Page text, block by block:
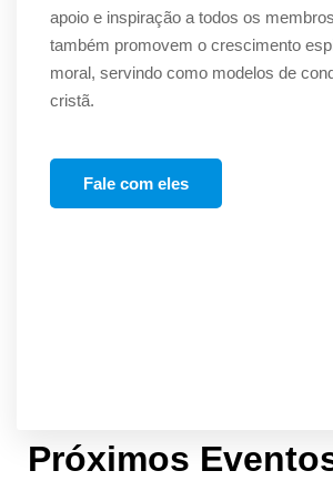
apoio e inspiração a todos os
também promovem o crescimento
moral, servindo como modelos de
cristã.
Fale com eles
Próximos